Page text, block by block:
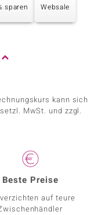
sparen Websale
kann sich
MwSt. und zzgl.
Beste Preise
auf teure